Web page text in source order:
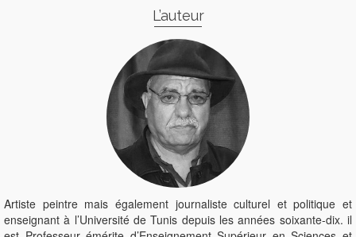
L’auteur
Artiste peintre mais également journaliste culturel et politique et
enseignant à l’Université de Tunis depuis les années soixante-dix. il